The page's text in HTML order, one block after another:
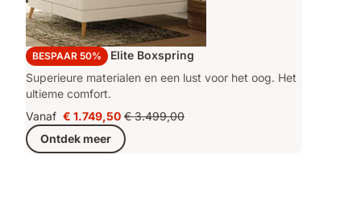
BESPAAR 50%
Emma Original Elite Boxspring
Superieure materialen en een lust voor het oog. Het
ultieme comfort.
Vanaf Prijs
€ 1.749,50
€ 1.749,50 Oorspronkelijke
prijs
€ 3.499,00
Ontdek meer